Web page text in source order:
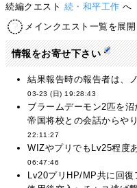
続編クエスト 続・和平工作 へ
メインクエスト一覧を展開
情報をお寄せ下さい
結果報告時の報告者は、
03-23 (日) 19:28:43
ブラームデーモン2匹を
帝国将校との会話から
22:11:27
WIZやプリでもLv25程度
06:47:46
Lv20プリHP/MP共に回